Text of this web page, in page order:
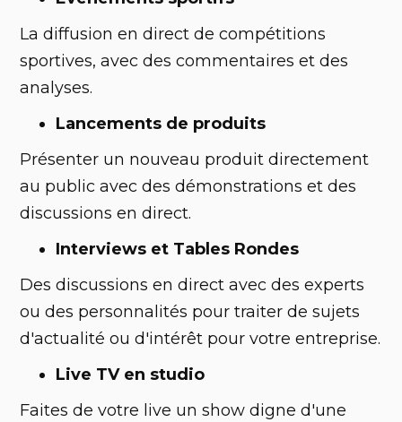
La diffusion en direct de compétitions
sportives, avec des commentaires et des
analyses.
Lancements de produits
Présenter un nouveau produit directement
au public avec des démonstrations et des
discussions en direct.
Interviews et Tables Rondes
Des discussions en direct avec des experts
ou des personnalités pour traiter de sujets
d'actualité ou d'intérêt pour votre entreprise.
Live TV en studio
Faites de votre live un show digne d'une